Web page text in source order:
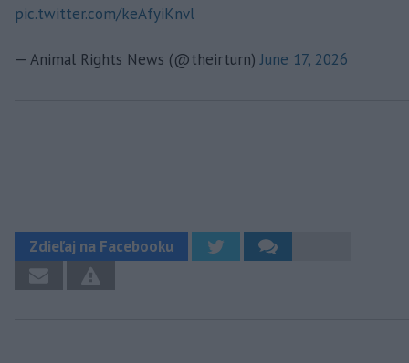
pic.twitter.com/keAfyiKnvl
— Animal Rights News (@theirturn)June 17, 2026
Zdieľaj na Facebooku